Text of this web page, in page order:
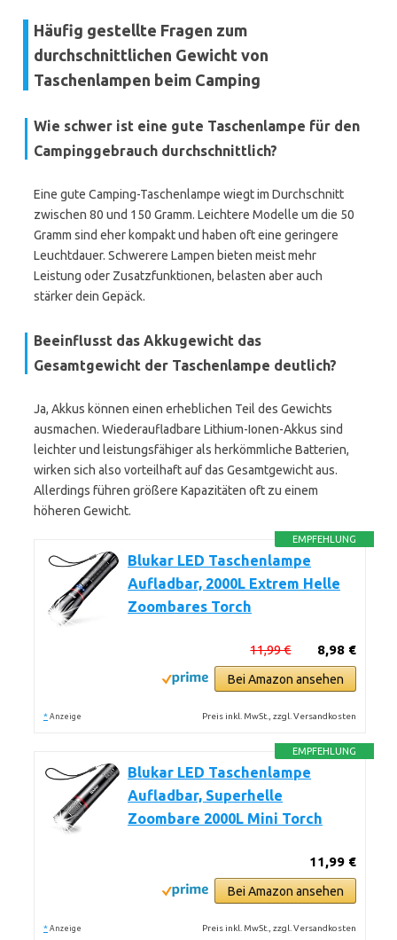
Häufig gestellte Fragen zum
durchschnittlichen Gewicht von
Taschenlampen beim Camping
Wie schwer ist eine gute Taschenlampe für den
Campinggebrauch durchschnittlich?
Eine gute Camping-Taschenlampe wiegt im Durchschnitt
zwischen 80 und 150 Gramm. Leichtere Modelle um die 50
Gramm sind eher kompakt und haben oft eine geringere
Leuchtdauer. Schwerere Lampen bieten meist mehr
Leistung oder Zusatzfunktionen, belasten aber auch
stärker dein Gepäck.
Beeinflusst das Akkugewicht das
Gesamtgewicht der Taschenlampe deutlich?
Ja, Akkus können einen erheblichen Teil des Gewichts
ausmachen. Wiederaufladbare Lithium-Ionen-Akkus sind
leichter und leistungsfähiger als herkömmliche Batterien,
wirken sich also vorteilhaft auf das Gesamtgewicht aus.
Allerdings führen größere Kapazitäten oft zu einem
höheren Gewicht.
EMPFEHLUNG
Blukar LED Taschenlampe
Aufladbar, 2000L Extrem Helle
Zoombares Torch
8,98 €
11,99 €
Bei Amazon ansehen
* Anzeige Preis inkl. MwSt., zzgl. Versandkosten
EMPFEHLUNG
Blukar LED Taschenlampe
Aufladbar, Superhelle
Zoombare 2000L Mini Torch
11,99 €
Bei Amazon ansehen
* Anzeige Preis inkl. MwSt., zzgl. Versandkosten